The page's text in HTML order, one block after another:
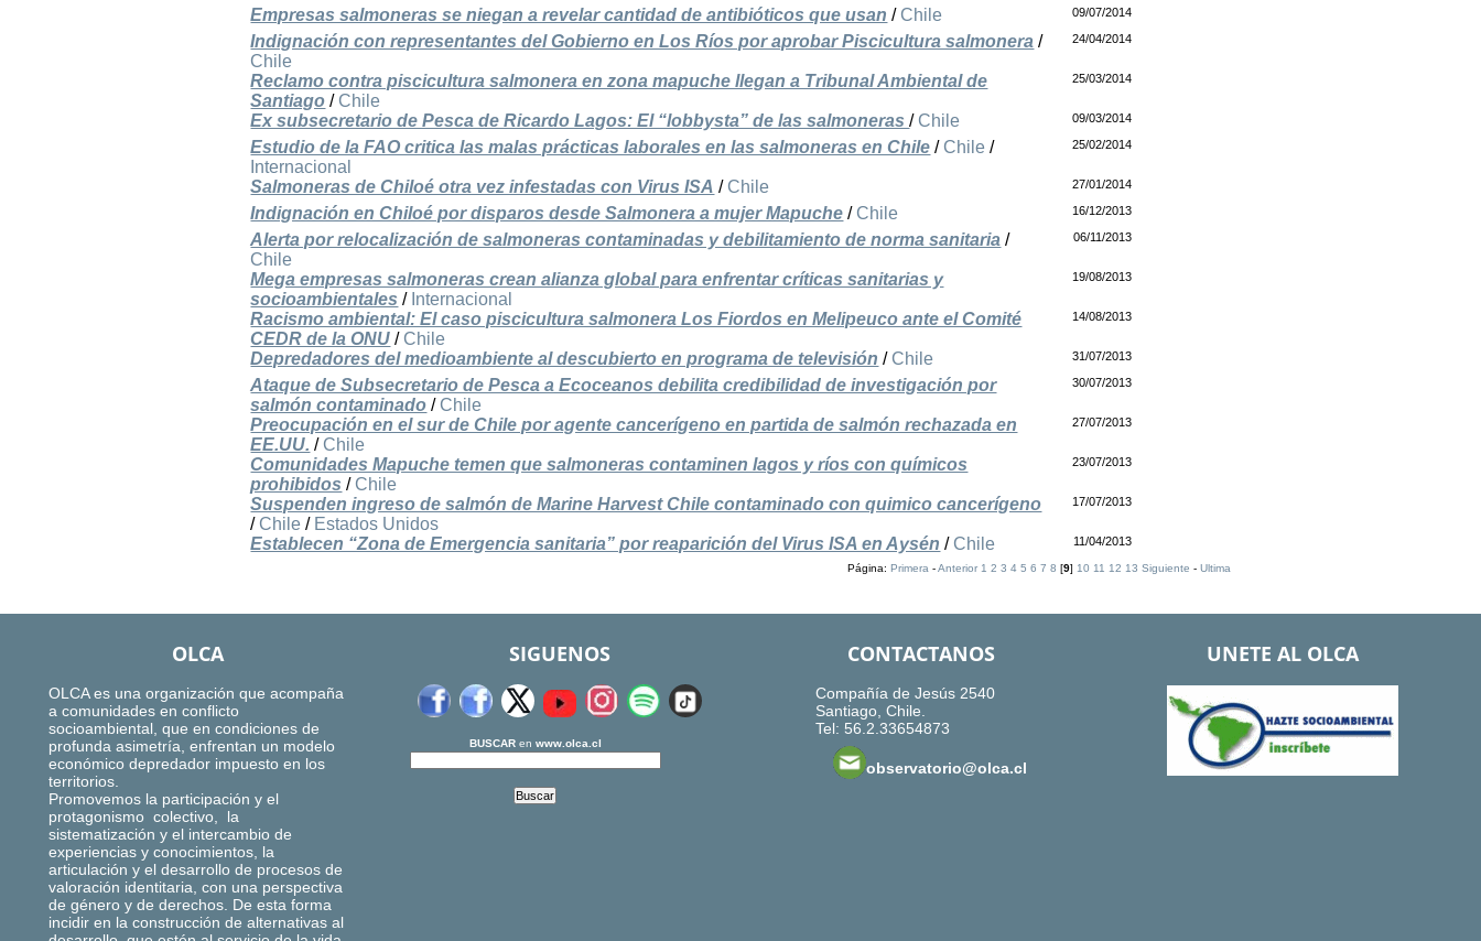
Empresas salmoneras se niegan a revelar cantidad de antibióticos que usan / Chile 09/07/2014
Indignación con representantes del Gobierno en Los Ríos por aprobar Piscicultura salmonera /
Chile
24/04/2014
Reclamo contra piscicultura salmonera en zona mapuche llegan a Tribunal Ambiental de
Santiago / Chile
25/03/2014
Ex subsecretario de Pesca de Ricardo Lagos: El “lobbysta” de las salmoneras/ Chile 09/03/2014
Estudio de la FAO critica las malas prácticas laborales en las salmoneras en Chile / Chile /
Internacional
25/02/2014
Salmoneras de Chiloé otra vez infestadas con Virus ISA / Chile 27/01/2014
Indignación en Chiloé por disparos desde Salmonera a mujer Mapuche / Chile 16/12/2013
Alerta por relocalización de salmoneras contaminadas y debilitamiento de norma sanitaria /
Chile
06/11/2013
Mega empresas salmoneras crean alianza global para enfrentar críticas sanitarias y
socioambientales / Internacional
19/08/2013
Racismo ambiental: El caso piscicultura salmonera Los Fiordos en Melipeuco ante el Comité
CEDR de la ONU / Chile
14/08/2013
Depredadores del medioambiente al descubierto en programa de televisión / Chile 31/07/2013
Ataque de Subsecretario de Pesca a Ecoceanos debilita credibilidad de investigación por
salmón contaminado / Chile
30/07/2013
Preocupación en el sur de Chile por agente cancerígeno en partida de salmón rechazada en
EE.UU. / Chile
27/07/2013
Comunidades Mapuche temen que salmoneras contaminen lagos y ríos con químicos
prohibidos / Chile
23/07/2013
Suspenden ingreso de salmón de Marine Harvest Chile contaminado con quimico cancerígeno
/ Chile / Estados Unidos
17/07/2013
Establecen “Zona de Emergencia sanitaria” por reaparición del Virus ISA en Aysén / Chile 11/04/2013
Página: Primera-Anterior 1 2 3 4 5 6 7 8 [9] 10 11 12 13 Siguiente - Ultima
OLCA
OLCA es una organización que acompaña
a comunidades en conflicto
socioambiental, que en condiciones de
profunda asimetría, enfrentan un modelo
económico depredador impuesto en los
territorios.
Promovemos la participación y el
protagonismo colectivo, la
sistematización y el intercambio de
experiencias y conocimientos, la
articulación y el desarrollo de procesos de
valoración identitaria, con una perspectiva
de género y de derechos. De esta forma
incidir en la construcción de alternativas al
SIGUENOS
BUSCARen www.olca.cl
CONTACTANOS
Compañía de Jesús 2540
Santiago, Chile.
Tel: 56.2.33654873
observatorio@olca.cl
UNETE AL OLCA